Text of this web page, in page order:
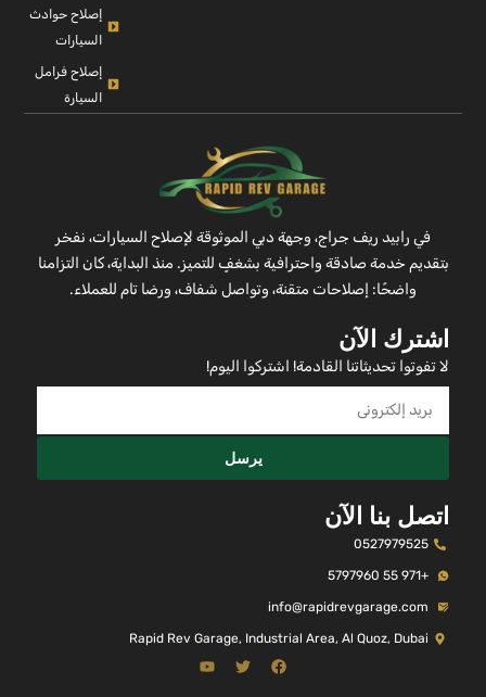
إصلاح حوادث
السيارات
إصلاح فرامل
السيارة
في رابيد ريف جراج، وجهة دبي الموثوقة لإصلاح السيارات، نفخر
بتقديم خدمة صادقة واحترافية بشغفٍ للتميز. منذ البداية، كان التزامنا
واضحًا: إصلاحات متقنة، وتواصل شفاف، ورضا تام للعملاء.
اشترك الآن
لا تفوتوا تحديثاتنا القادمة! اشتركوا اليوم!
يرسل
اتصل بنا الآن
0527979525
+971 55 5797960
info@rapidrevgarage.com
Rapid Rev Garage, Industrial Area, Al Quoz, Dubai